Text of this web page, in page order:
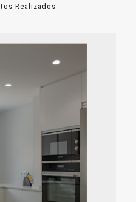
Realizados